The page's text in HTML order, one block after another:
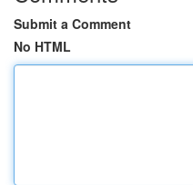
Submit a Comment
No HTML